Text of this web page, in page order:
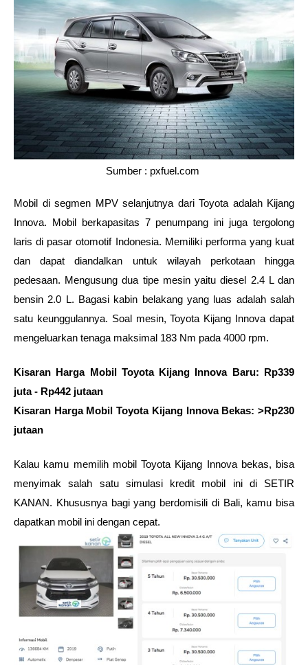
Sumber : pxfuel.com
Mobil di segmen MPV selanjutnya dari Toyota adalah Kijang
Innova. Mobil berkapasitas 7 penumpang ini juga tergolong
laris di pasar otomotif Indonesia. Memiliki performa yang kuat
dan dapat diandalkan untuk wilayah perkotaan hingga
pedesaan. Mengusung dua tipe mesin yaitu diesel 2.4 L dan
bensin 2.0 L. Bagasi kabin belakang yang luas adalah salah
satu keunggulannya. Soal mesin, Toyota Kijang Innova dapat
mengeluarkan tenaga maksimal 183 Nm pada 4000 rpm.
Kisaran Harga Mobil Toyota Kijang Innova Baru: Rp339
juta - Rp442 jutaan
Kisaran Harga Mobil Toyota Kijang Innova Bekas: >Rp230
jutaan
Kalau kamu memilih mobil Toyota Kijang Innova bekas, bisa
menyimak salah satu simulasi kredit mobil ini di SETIR
KANAN. Khususnya bagi yang berdomisili di Bali, kamu bisa
dapatkan mobil ini dengan cepat.